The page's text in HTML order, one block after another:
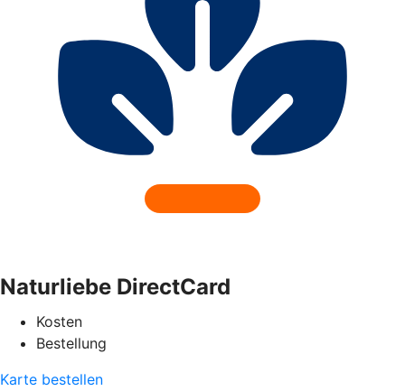
Naturliebe DirectCard
Kosten
Bestellung
Karte bestellen